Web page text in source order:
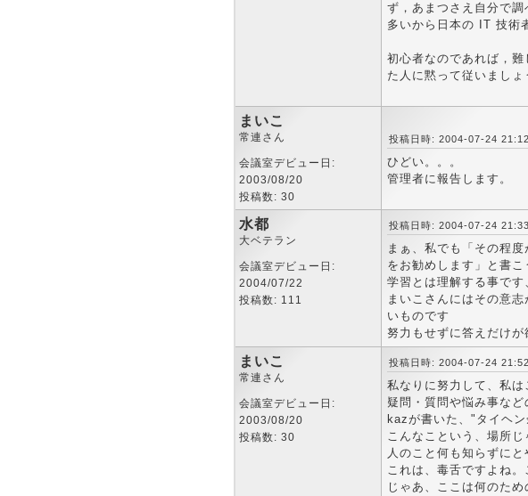
ず，あまつさえ自分で
多いから日本の IT 技術
初心者なのであれば，
た人に黙って従いましょ
まいこ
常連さん
会議室デビュー日:
2003/08/20
投稿数: 30
投稿日時: 2004-07-24 21:12
ひどい。。。
管理者に報告します。
水都
大ベテラン
会議室デビュー日:
2004/07/22
投稿数: 111
投稿日時: 2004-07-24 21:33
まぁ、私でも「その程
をお勧めします」と書
学習とは理解する事で
まいこさんにはその意
いものです
努力もせずに答えだけ
まいこ
常連さん
会議室デビュー日:
2003/08/20
投稿数: 30
投稿日時: 2004-07-24 21:52
私なりに努力して、私は
疑問・質問や悩み事な
kazが書いた、"タイヘ
こんなこという、場所じ
人のこと何も知らずに
これは、毒舌ですよね。
じゃあ、ここは何のた